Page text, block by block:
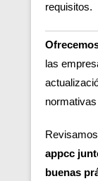
requisitos.
las
appcc
buenas